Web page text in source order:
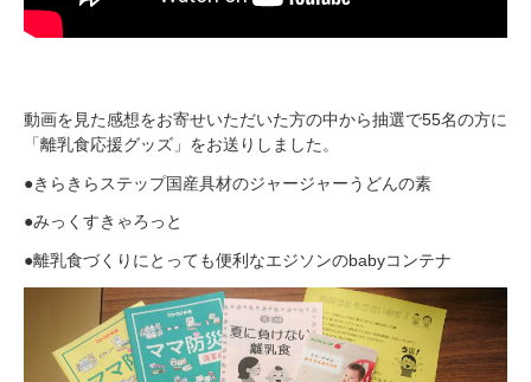
動画を見た感想をお寄せいただいた方の中から抽選で55名の方に
「離乳食応援グッズ」をお送りしました。
●きらきらステップ国産具材のジャージャーうどんの素
●みっくすきゃろっと
●離乳食づくりにとっても便利なエジソンのbabyコンテナ